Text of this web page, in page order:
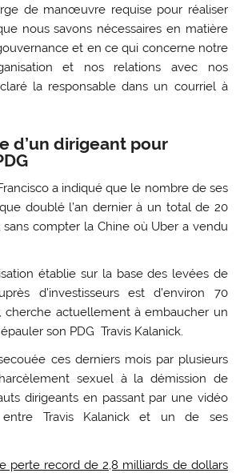
de manœuvre requise pour réaliser
nous savons nécessaires en matière
et en ce qui concerne notre
et nos relations avec nos
la responsable dans un courriel à
d’un dirigeant pour
a indiqué que le nombre de ses
doublé l’an dernier à un total de 20
sans compter la Chine où Uber a vendu
établie sur la base des levées de
d’investisseurs est d’environ 70
cherche actuellement à embaucher un
son PDG Travis Kalanick.
ces derniers mois par plusieurs
sexuel à la démission de
dirigeants en passant par une vidéo
entre Travis Kalanick et un de ses
perte record de 2,8 milliards de dollars